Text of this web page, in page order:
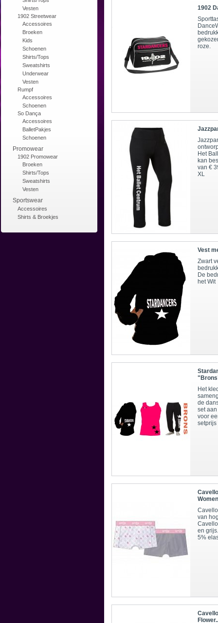
Vesten
1902 Streetwear
Accessoires
Broeken
Kids
Schoenen
Shirts/Tops
Sweatshirts
Underwear
Vesten
Rumpf
Accessoires
Schoenen
So Dança
Accessoires
BalletPakjes
Schoenen
Promowear
1902 Promowear
Broeken
Shirts/Tops
Sweatshirts
Vesten
Sportswear
Accessoires
Shirts & Broekjes
1902
roze.
Het
kan
van €
XL
Vest
Zwart
De
het Wit
Het
de
set
voor
van
en
5%